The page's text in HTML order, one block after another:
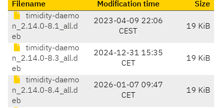
Filename Modification time
Size
timidity-daemo
n_2.14.0-8.1_all.d
eb
2023-04-09 22:06
CEST
19 KiB
timidity-daemo
n_2.14.0-8.3_all.d
eb
2024-12-31 15:35
CET
19 KiB
timidity-daemo
n_2.14.0-8.4_all.d
eb
2026-01-07 09:47
CET
19 KiB